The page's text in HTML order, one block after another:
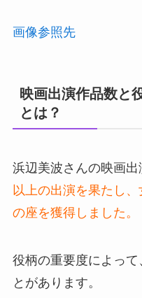
画像参照先
映画出演作品数と
とは？
浜辺美波さんの映画出
以上の出演を果たし
の座を獲得しました。
役柄の重要度によっ
とがあります。